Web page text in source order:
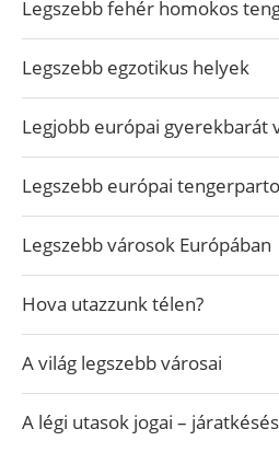
Legszebb fehér homokos
Legszebb egzotikus helyek
Legjobb európai gyerekbarát
Legszebb európai
Legszebb városok Európában
Hova utazzunk télen?
A világ legszebb városai
A légi utasok jogai –